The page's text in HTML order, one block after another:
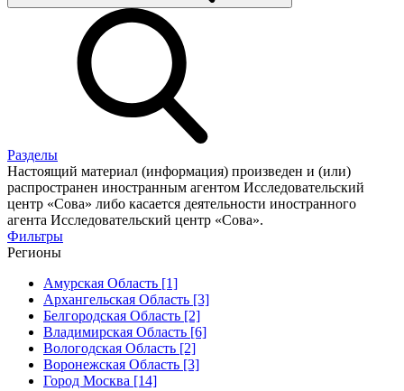
Разделы
Настоящий материал (информация) произведен и (или)
распространен иностранным агентом Исследовательский
центр «Сова» либо касается деятельности иностранного
агента Исследовательский центр «Сова».
Фильтры
Регионы
Амурская Область [1]
Архангельская Область [3]
Белгородская Область [2]
Владимирская Область [6]
Вологодская Область [2]
Воронежская Область [3]
Город Москва [14]